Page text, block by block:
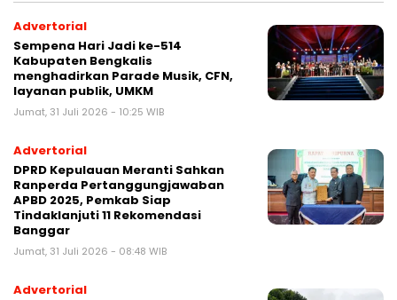
Advertorial
Sempena Hari Jadi ke-514
Kabupaten Bengkalis
menghadirkan Parade Musik, CFN,
layanan publik, UMKM
Jumat, 31 Juli 2026 - 10:25 WIB
Advertorial
DPRD Kepulauan Meranti Sahkan
Ranperda Pertanggungjawaban
APBD 2025, Pemkab Siap
Tindaklanjuti 11 Rekomendasi
Banggar
Jumat, 31 Juli 2026 - 08:48 WIB
Advertorial